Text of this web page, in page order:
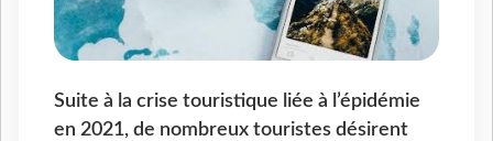
Suite à la crise touristique liée à l’épidémie
en 2021, de nombreux touristes désirent